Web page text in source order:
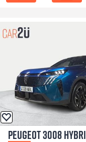
PEUGEOT 3008